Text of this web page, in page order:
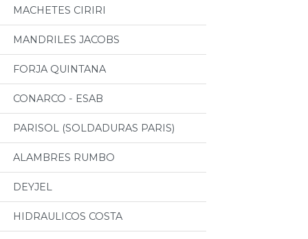
MACHETES CIRIRI
MANDRILES JACOBS
FORJA QUINTANA
CONARCO - ESAB
PARISOL (SOLDADURAS PARIS)
ALAMBRES RUMBO
DEYJEL
HIDRAULICOS COSTA